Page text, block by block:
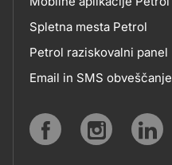
MOBILNE
APLIKACIJE
SPLETNA
Spletna mesta Petrol
Petrol raziskovalni panel
Email in SMS obveščanje